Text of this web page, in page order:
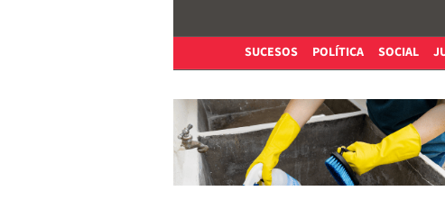
SUCESOS
POLÍTICA SOCIAL